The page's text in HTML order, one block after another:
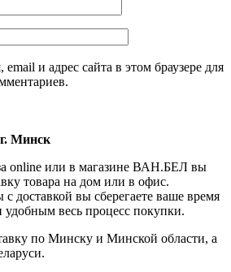
и адрес сайта в этом браузере для
Минск
online или в магазине ВАН.БЕЛ вы
товара на дом или в офис.
с доставкой вы сберегаете ваше время
удобным весь процесс покупки.
по Минску и Минской области, а